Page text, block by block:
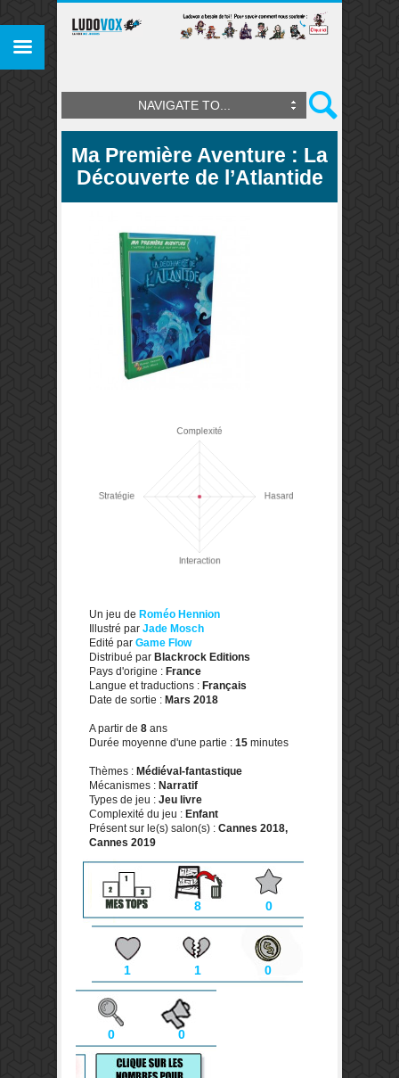
NAVIGATE TO...
Ma Première Aventure : La
Découverte de l’Atlantide
Un jeu de Roméo Hennion
Illustré par Jade Mosch
Edité par Game Flow
Distribué par Blackrock Editions
Pays d'origine : France
Langue et traductions : Français
Date de sortie : Mars 2018
A partir de 8 ans
Durée moyenne d'une partie : 15 minutes
Thèmes : Médiéval-fantastique
Mécanismes : Narratif
Types de jeu : Jeu livre
Complexité du jeu : Enfant
Présent sur le(s) salon(s) : Cannes 2018,
Cannes 2019
8 0
1 1 0
0 0